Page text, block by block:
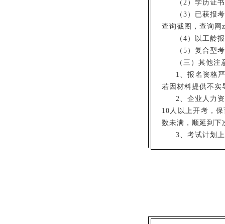
（2）学历证
（3）已获报
查询截图，查询网
（4）以工龄
（5）复合型
（三）其他注
1、报名资格
若因材料提供不实
2、企业人力
10人以上开考，
数未满，顺延到下
3、考试计划